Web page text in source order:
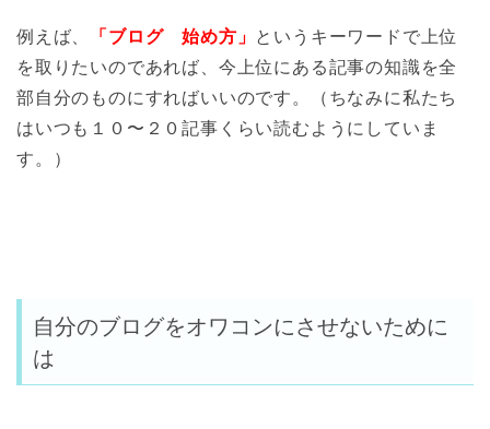
例えば、 「ブログ 始め方」 というキーワードで上位
を取りたいのであれば、今上位にある記事の知識を全
部自分のものにすればいいのです。（ちなみに私たち
はいつも１０〜２０記事くらい読むようにしていま
す。）
自分のブログをオワコンにさせないために
は